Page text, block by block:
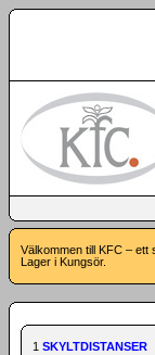
Välkommen till KFC – ett
Lager i Kungsör.
1 SKYLTDISTANSER